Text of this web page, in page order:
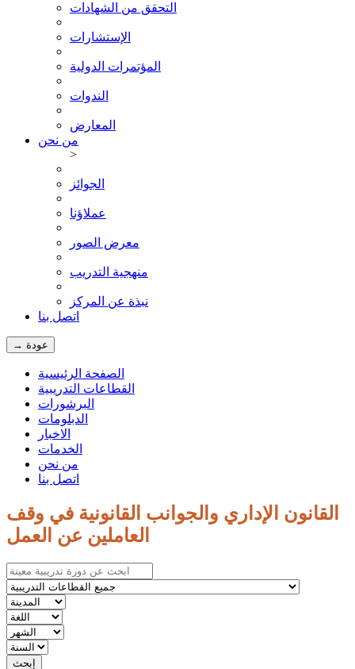
التحقق من الشهادات
الإستشارات
المؤتمرات الدولية
الندوات
المعارض
من نحن
>
الجوائز
عملاؤنا
معرض الصور
منهجية التدريب
نبذة عن المركز
اتصل بنا
→ عودة
الصفحة الرئيسية
القطاعات التدريبية
البرشورات
الدبلومات
الاخبار
الخدمات
من نحن
اتصل بنا
القانون الإداري والجوانب القانونية في وقف
العاملين عن العمل